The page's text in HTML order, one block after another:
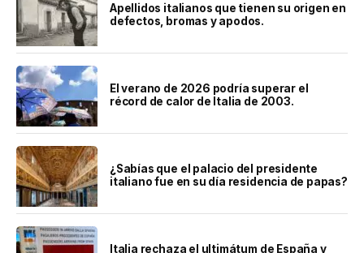
Apellidos italianos que tienen su origen en
defectos, bromas y apodos.
El verano de 2026 podría superar el
récord de calor de Italia de 2003.
¿Sabías que el palacio del presidente
italiano fue en su día residencia de papas?
Italia rechaza el ultimátum de España y